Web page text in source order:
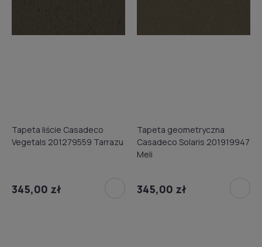
Tapeta liście Casadeco
Vegetals 201279559 Tarrazu
345,00 zł
Tapeta geometryczna
Casadeco Solaris 201919947
Meli
345,00 zł